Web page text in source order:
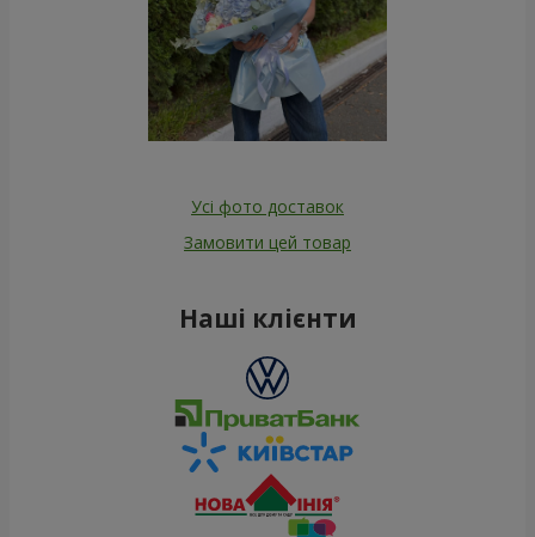
Усі фото доставок
Замовити цей товар
Наші клієнти